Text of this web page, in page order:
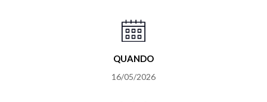
QUANDO
16/05/2026